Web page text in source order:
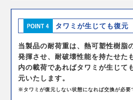
タワミが生じても復元
当製品の耐荷重は、熱可塑性樹脂
発揮させ、耐破壊性能を持たせた
内の載荷であればタワミが生じて
元いたします。
※タワミが復元しない状態になれば交換が必要